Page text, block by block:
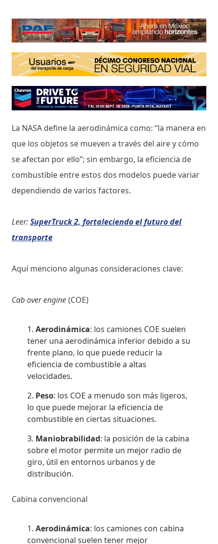
La NASA define la aerodinámica como: “la manera en
que los objetos se mueven a través del aire y cómo
se afectan por ello”; sin embargo, la eficiencia de
combustible entre estos dos modelos puede variar
dependiendo de varios factores.
Leer:SuperTruck 2, fortaleciendo el futuro del
transporte
Aquí menciono algunas consideraciones clave:
Cab over engine(COE)
Aerodinámica: los camiones COE suelen
tener una aerodinámica inferior debido a su
frente plano, lo que puede reducir la
eficiencia de combustible a altas
velocidades.
Peso: los COE a menudo son más ligeros,
lo que puede mejorar la eficiencia de
combustible en ciertas situaciones.
Maniobrabilidad: la posición de la cabina
sobre el motor permite un mejor radio de
giro, útil en entornos urbanos y de
distribución.
Cabina convencional
Aerodinámica: los camiones con cabina
convencional suelen tener mejor